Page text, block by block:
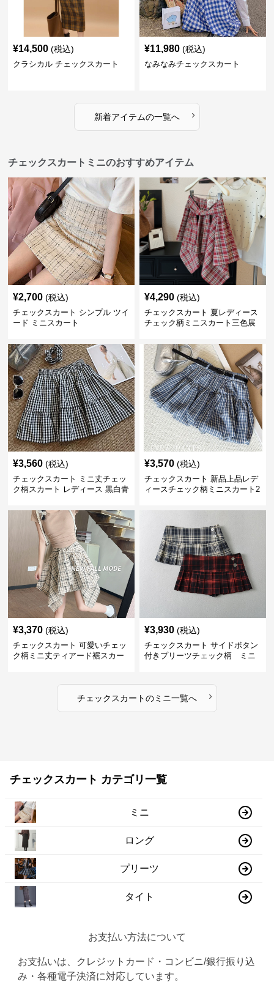
¥14,500 (税込)
クラシカル チェックスカート
¥11,980 (税込)
なみなみチェックスカート
新着アイテムの一覧へ ›
チェックスカートミニのおすすめアイテム
¥2,700 (税込)
チェックスカート シンプル ツイ
ード ミニスカート
¥4,290 (税込)
チェックスカート 夏レディース
チェック柄ミニスカート三色展
¥3,560 (税込)
チェックスカート ミニ丈チェッ
ク柄スカート レディース 黒白青
¥3,570 (税込)
チェックスカート 新品上品レデ
ィースチェック柄ミニスカート2
¥3,370 (税込)
チェックスカート 可愛いチェッ
ク柄ミニ丈ティアード裾スカー
¥3,930 (税込)
チェックスカート サイドボタン
付きプリーツチェック柄 ミニ
チェックスカートのミニ一覧へ ›
チェックスカート カテゴリ一覧
ミニ
ロング
プリーツ
タイト
お支払い方法について
お支払いは、クレジットカード・コンビニ/銀行振り込
み・各種電子決済に対応しています。